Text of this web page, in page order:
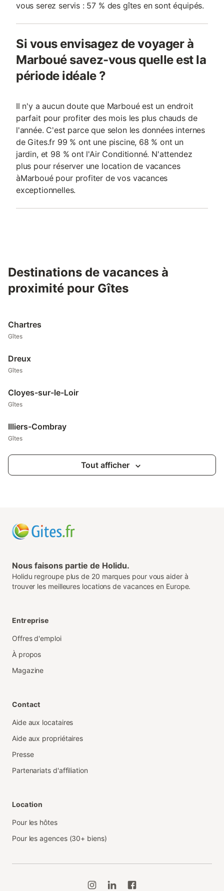
vous serez servis : 57 % des gîtes en sont équipés.
Si vous envisagez de voyager à
Marboué savez-vous quelle est la
période idéale ?
Il n'y a aucun doute que Marboué est un endroit
parfait pour profiter des mois les plus chauds de
l'année. C'est parce que selon les données internes
de Gites.fr 99 % ont une piscine, 68 % ont un
jardin, et 98 % ont l'Air Conditionné. N'attendez
plus pour réserver une location de vacances
àMarboué pour profiter de vos vacances
exceptionnelles.
Destinations de vacances à
proximité pour Gîtes
Chartres
Gîtes
Dreux
Gîtes
Cloyes-sur-le-Loir
Gîtes
Illiers-Combray
Gîtes
Tout afficher
Nous faisons partie de Holidu.
Holidu regroupe plus de 20 marques pour vous aider à
trouver les meilleures locations de vacances en Europe.
Entreprise
Offres d'emploi
À propos
Magazine
Contact
Aide aux locataires
Aide aux propriétaires
Presse
Partenariats d'affiliation
Location
Pour les hôtes
Pour les agences (30+ biens)